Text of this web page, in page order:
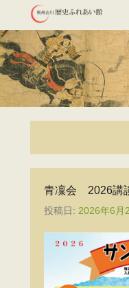
青凜会 2026講
投稿日: 2026年6月